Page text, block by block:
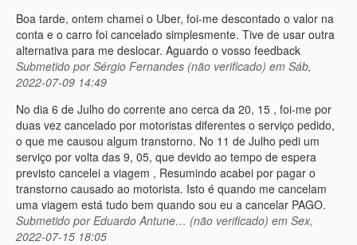
Boa tarde, ontem chamei o Uber, foi-me descontado o valor na
conta e o carro foi cancelado simplesmente. Tive de usar outra
alternativa para me deslocar. Aguardo o vosso feedback
Submetido porSérgio Fernandes (não verificado) em Sáb,
2022-07-09 14:49
No dia 6 de Julho do corrente ano cerca da 20, 15 , foi-me por
duas vez cancelado por motoristas diferentes o serviço pedido,
o que me causou algum transtorno. No 11 de Julho pedi um
serviço por volta das 9, 05, que devido ao tempo de espera
previsto cancelei a viagem , Resumindo acabei por pagar o
transtorno causado ao motorista. Isto é quando me cancelam
uma viagem está tudo bem quando sou eu a cancelar PAGO.
Submetido porEduardo Antune… (não verificado) em Sex,
2022-07-15 18:05